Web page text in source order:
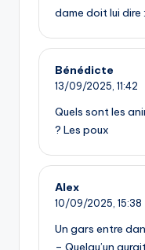
dame doit lui dire
Bénédicte
13/09/2025, 11:42
Quels sont les
? Les poux
Alex
10/09/2025, 15:38
Un gars entre
– Quelqu’un